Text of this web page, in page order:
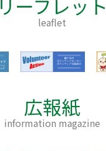
リーフレット
leaflet
広報紙
information magazine